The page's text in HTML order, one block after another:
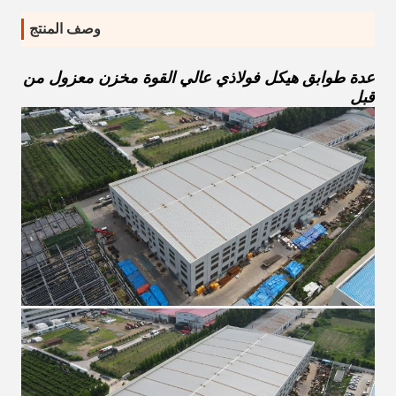
وصف المنتج
عدة طوابق هيكل فولاذي عالي القوة مخزن معزول من
قبل